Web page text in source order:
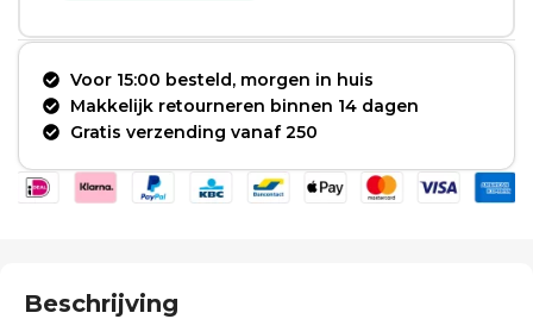
Voor 15:00 besteld, morgen in huis
Makkelijk retourneren binnen 14 dagen
Gratis verzending vanaf 250
Beschrijving